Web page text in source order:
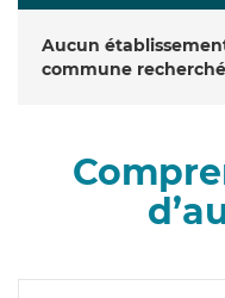
Aucun
commune